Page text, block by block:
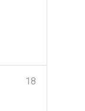
18